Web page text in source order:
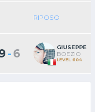
RIPOSO
-6 GIUSEPPE
BOEZIO
LEVEL 604